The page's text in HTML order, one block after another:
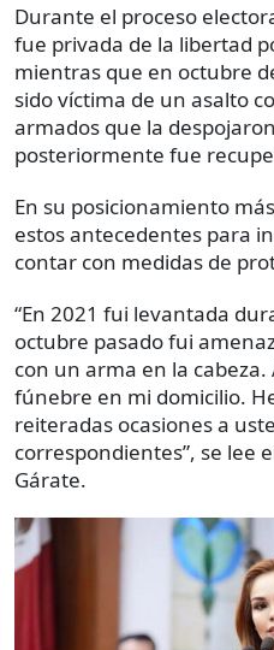
Durante el proceso
fue privada de la libertad
mientras que en octubre
sido víctima de un asalto
armados que la
posteriormente fue
En su posicionamiento
estos antecedentes para
contar con medidas de
“En 2021 fui levantada
octubre pasado fui
con un arma en la
fúnebre en mi domicilio.
reiteradas ocasiones a
correspondientes”, se lee
Gárate.